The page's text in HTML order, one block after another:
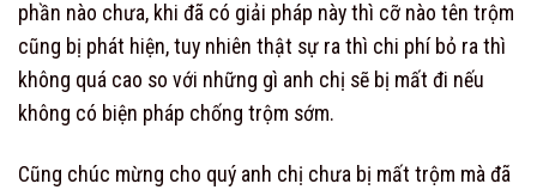
phần nào chưa, khi đã có giải pháp này thì cỡ nào tên trộm
cũng bị phát hiện, tuy nhiên thật sự ra thì chi phí bỏ ra thì
không quá cao so với những gì anh chị sẽ bị mất đi nếu
không có biện pháp chống trộm sớm.
Cũng chúc mừng cho quý anh chị chưa bị mất trộm mà đã